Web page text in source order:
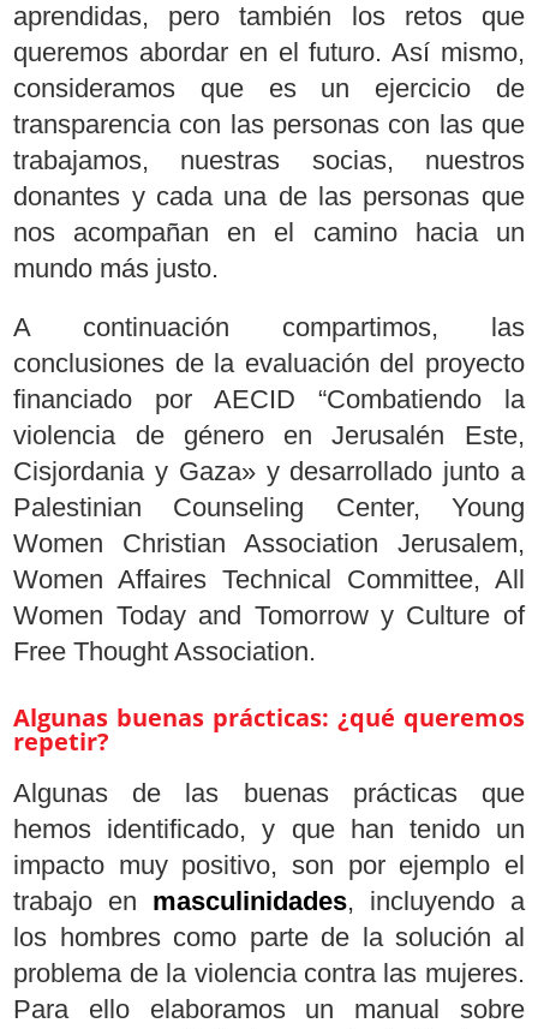
aprendidas, pero también los retos que
queremos abordar en el futuro. Así mismo,
consideramos que es un ejercicio de
transparencia con las personas con las que
trabajamos, nuestras socias, nuestros
donantes y cada una de las personas que
nos acompañan en el camino hacia un
mundo más justo.
A continuación compartimos, las
conclusiones de la evaluación del proyecto
financiado por AECID “Combatiendo la
violencia de género en Jerusalén Este,
Cisjordania y Gaza» y desarrollado junto a
Palestinian Counseling Center, Young
Women Christian Association Jerusalem,
Women Affaires Technical Committee, All
Women Today and Tomorrow y Culture of
Free Thought Association.
Algunas buenas prácticas: ¿qué queremos
repetir?
Algunas de las buenas prácticas que
hemos identificado, y que han tenido un
impacto muy positivo, son por ejemplo el
trabajo en masculinidades, incluyendo a
los hombres como parte de la solución al
problema de la violencia contra las mujeres.
Para ello elaboramos un manual sobre